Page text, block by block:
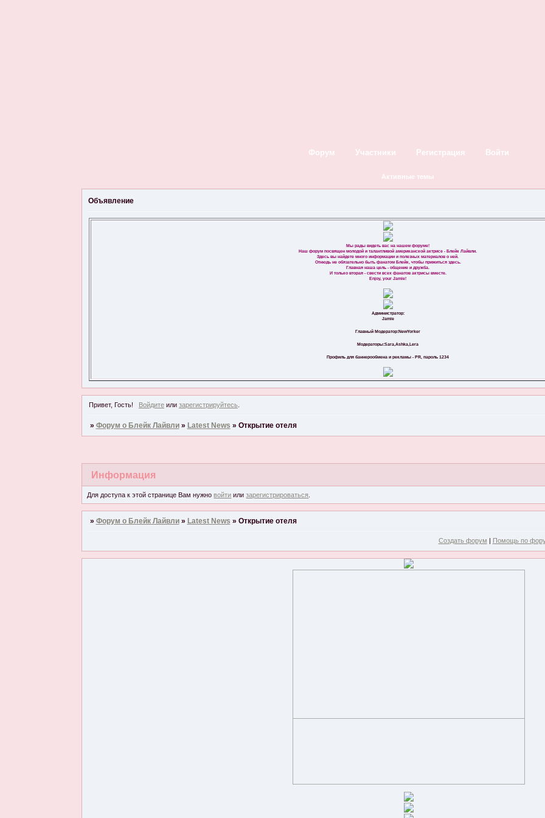
Форум Участники Регистрация Войти
Активные темы
Объявление
Мы рады видеть вас на нашем форуме!
Наш форум посвящен молодой и талантливой американской актрисе - Блейк Лайвли.
Здесь вы найдете много информации и полезных материалов о ней.
Отнюдь не обязательно быть фанатом Блейк, чтобы прижиться здесь.
Главная наша цель - общение и дружба.
И только вторая - свести всех фанатов актрисы вместе.
Enjoy, your Jamie!
Администратор:
Jamie
Главный Модератор:NewYorker
Модераторы:Sara,Ashka,Lera
Профиль для баннерообмена и рекламы - PR, пароль 1234
Привет, Гость! Войдитеили зарегистрируйтесь.
» Форум о Блейк Лайвли » Latest News » Открытие отеля
Информация
Для доступа к этой странице Вам нужновойти илизарегистрироваться
» Форум о Блейк Лайвли » Latest News » Открытие отеля
Создать форум | Помощь по